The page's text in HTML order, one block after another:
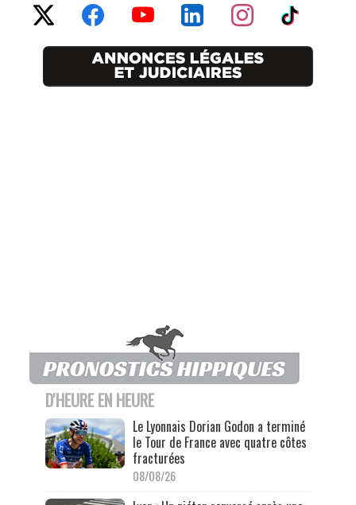
D'HEURE EN HEURE
Le Lyonnais Dorian Godon a terminé
le Tour de France avec quatre côtes
fracturées
08/08/26